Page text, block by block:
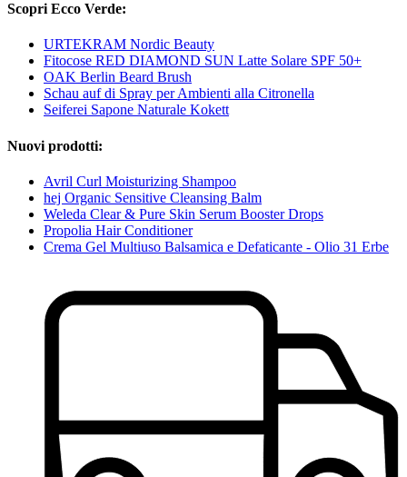
Scopri Ecco Verde:
URTEKRAM Nordic Beauty
Fitocose RED DIAMOND SUN Latte Solare SPF 50+
OAK Berlin Beard Brush
Schau auf di Spray per Ambienti alla Citronella
Seiferei Sapone Naturale Kokett
Nuovi prodotti:
Avril Curl Moisturizing Shampoo
hej Organic Sensitive Cleansing Balm
Weleda Clear & Pure Skin Serum Booster Drops
Propolia Hair Conditioner
Crema Gel Multiuso Balsamica e Defaticante - Olio 31 Erbe